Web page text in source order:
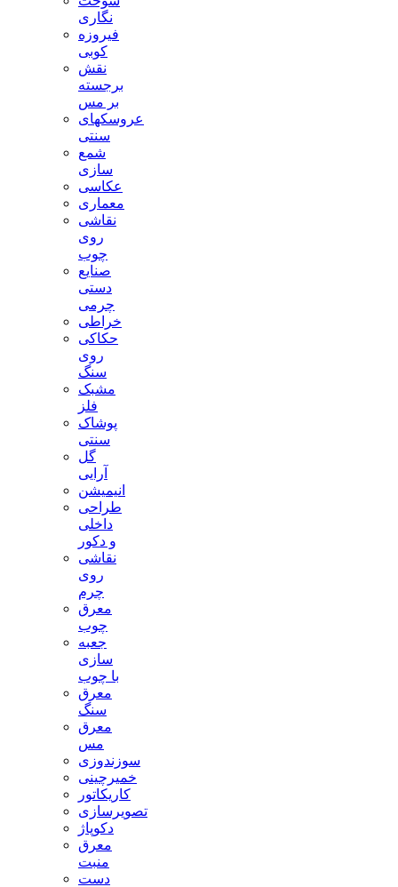
نگاری
فیروزه
کوبی
نقش
برجسته
بر مس
عروسکهای
سنتی
شمع
سازی
عکاسی
معماری
نقاشی
روی
چوب
صنایع
دستی
چرمی
خراطی
حکاکی
روی
سنگ
مشبک
فلز
پوشاک
سنتی
گل
آرایی
انیمیشن
طراحی
داخلی
و دکور
نقاشی
روی
چرم
معرق
چوب
جعبه
سازی
با چوب
معرق
سنگ
معرق
مس
سوزندوزی
خمیرچینی
کاریکاتور
تصویرسازی
دکوپاژ
معرق
منبت
دست